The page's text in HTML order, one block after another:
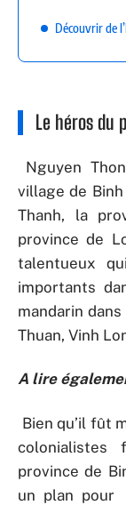
Découvrir de
Le héros du
Nguyen
village de
Thanh, la
province de
talentueux
importants
mandarin
Thuan, Vinh
A lire
Bien qu’il fût
colonialistes
province de
un plan pour